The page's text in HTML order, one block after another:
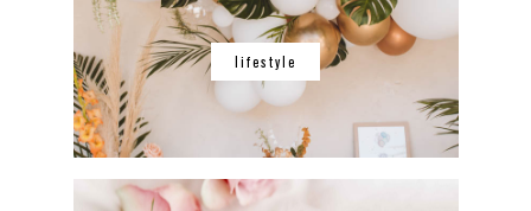
lifestyle